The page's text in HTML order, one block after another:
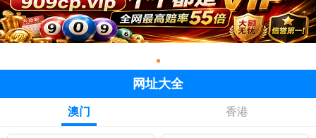
网址大全
澳门 香港